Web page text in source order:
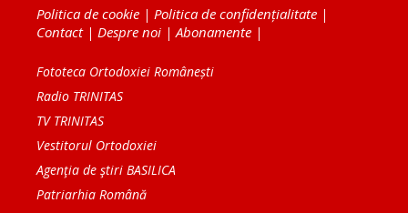
Politica de cookie | Politica de confidențialitate |
Contact| Despre noi |Abonamente |
Fototeca Ortodoxiei Românești
Radio TRINITAS
TV TRINITAS
Vestitorul Ortodoxiei
Agenţia de ştiri BASILICA
Patriarhia Română